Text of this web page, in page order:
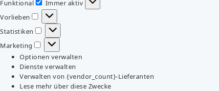
Funktional
Funktional
Immer aktiv
Vorlieben
Vorlieben
Statistiken
Statistiken
Marketing
Marketing
Optionen verwalten
Dienste verwalten
Verwalten von {vendor_count}-Lieferanten
Lese mehr über diese Zwecke